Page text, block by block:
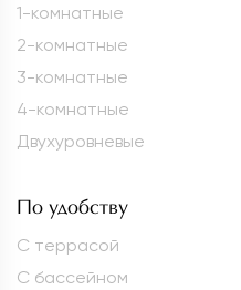
1-комнатные
2-комнатные
3-комнатные
4-комнатные
Двухуровневые
По удобству
С террасой
С бассейном